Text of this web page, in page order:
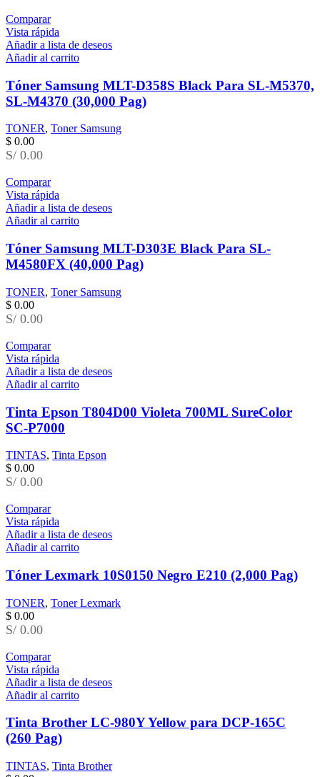
Comparar
Vista rápida
Añadir a lista de deseos
Añadir al carrito
Tóner Samsung MLT-D358S Black Para SL-M5370,
SL-M4370 (30,000 Pag)
TONER, Toner Samsung
$ 0.00
S/ 0.00
Comparar
Vista rápida
Añadir a lista de deseos
Añadir al carrito
Tóner Samsung MLT-D303E Black Para SL-
M4580FX (40,000 Pag)
TONER, Toner Samsung
$ 0.00
S/ 0.00
Comparar
Vista rápida
Añadir a lista de deseos
Añadir al carrito
Tinta Epson T804D00 Violeta 700ML SureColor
SC-P7000
TINTAS, Tinta Epson
$ 0.00
S/ 0.00
Comparar
Vista rápida
Añadir a lista de deseos
Añadir al carrito
Tóner Lexmark 10S0150 Negro E210 (2,000 Pag)
TONER, Toner Lexmark
$ 0.00
S/ 0.00
Comparar
Vista rápida
Añadir a lista de deseos
Añadir al carrito
Tinta Brother LC-980Y Yellow para DCP-165C
(260 Pag)
TINTAS, Tinta Brother